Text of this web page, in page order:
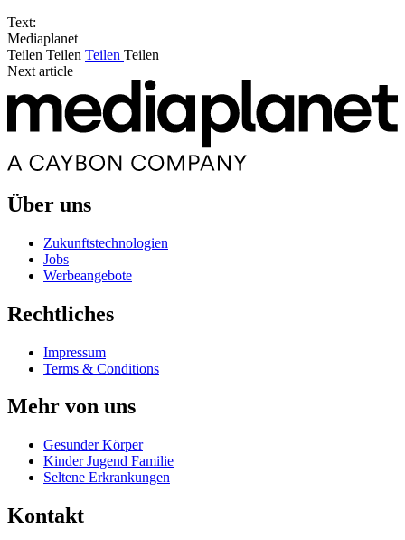
Text:
Mediaplanet
Teilen Teilen Teilen Teilen
Next article
Über uns
Zukunftstechnologien
Jobs
Werbeangebote
Rechtliches
Impressum
Terms & Conditions
Mehr von uns
Gesunder Körper
Kinder Jugend Familie
Seltene Erkrankungen
Kontakt